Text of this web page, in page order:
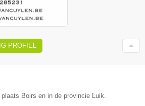
PROFIEL
Boirs en in de provincie Luik.